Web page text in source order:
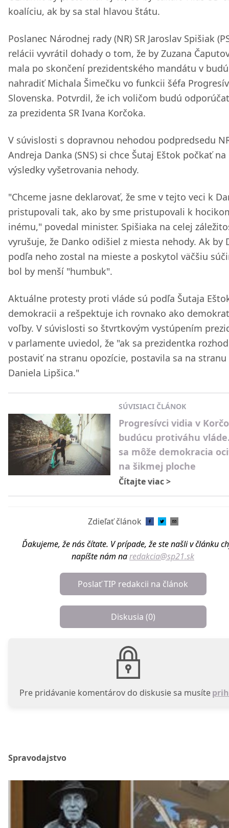
koalíciu, ak by sa stal hlavou štátu.
Poslanec Národnej rady (NR) SR Jaroslav Spišiak
relácii vyvrátil dohady o tom, že by Zuzana
mala po skončení prezidentského mandátu v
nahradiť Michala Šimečku vo funkcii šéfa
Slovenska. Potvrdil, že ich voličom budú
za prezidenta SR Ivana Korčoka.
V súvislosti s dopravnou nehodou podpredsedu
Andreja Danka (SNS) si chce Šutaj Eštok počkať na
výsledky vyšetrovania nehody.
"Chceme jasne deklarovať, že sme v tejto veci k
pristupovali tak, ako by sme pristupovali k
inému," povedal minister. Spišiaka na celej
vyrušuje, že Danko odišiel z miesta nehody. Ak by
podľa neho zostal na mieste a poskytol väčšiu
bol by menší "humbuk".
Aktuálne protesty proti vláde sú podľa Šutaja
demokracii a rešpektuje ich rovnako ako
voľby. V súvislosti so štvrtkovým vystúpením
v parlamente uviedol, že "ak sa prezidentka
postaviť na stranu opozície, postavila sa na stranu
Daniela Lipšica."
SÚVISIACI ČLÁNOK
Progresívci vidia v
budúcu protiváhu
sa môže demokracia
na šikmej ploche
Čítajte viac>
Zdieľať článok
Ďakujeme, že nás čítate. V prípade, že ste našli v článku
napíšte nám naredakcia@sp21.sk
Poslať TIP redakcii na článok
Diskusia (0)
Pre pridávanie komentárov do diskusie sa musíte
Spravodajstvo